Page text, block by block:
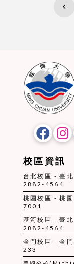
Prev
校區資訊
台北校區 - 臺
2882-4564
桃園校區 - 桃
7001
基河校區 - 臺
2882-4564
金門校區 - 金
233